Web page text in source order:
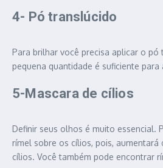
4- Pó translúcido
Para brilhar você precisa aplicar o pó
pequena quantidade é suficiente para
5-Mascara de cílios
Definir seus olhos é muito essencial.
rímel sobre os cílios, pois, aumentará
cílios. Você também pode encontrar